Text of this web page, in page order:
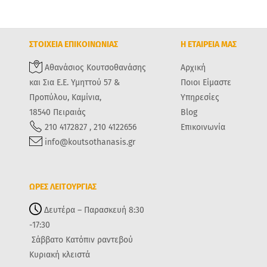
ΣΤΟΙΧΕΙΑ ΕΠΙΚΟΙΝΩΝΙΑΣ
Αθανάσιος Κουτσοθανάσης
και Σια Ε.Ε. Υμηττού 57 &
Προπύλου, Καμίνια,
18540 Πειραιάς
210 4172827 , 210 4122656
info@koutsothanasis.gr
ΩΡΕΣ ΛΕΙΤΟΥΡΓΙΑΣ
Δευτέρα – Παρασκευή 8:30
-17:30
Σάββατο Κατόπιν ραντεβού
Κυριακή κλειστά
Η ΕΤΑΙΡΕΙΑ ΜΑΣ
Αρχική
Ποιοι Είμαστε
Υπηρεσίες
Blog
Επικοινωνία